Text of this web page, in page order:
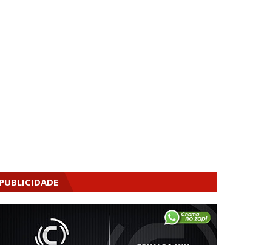
PUBLICIDADE